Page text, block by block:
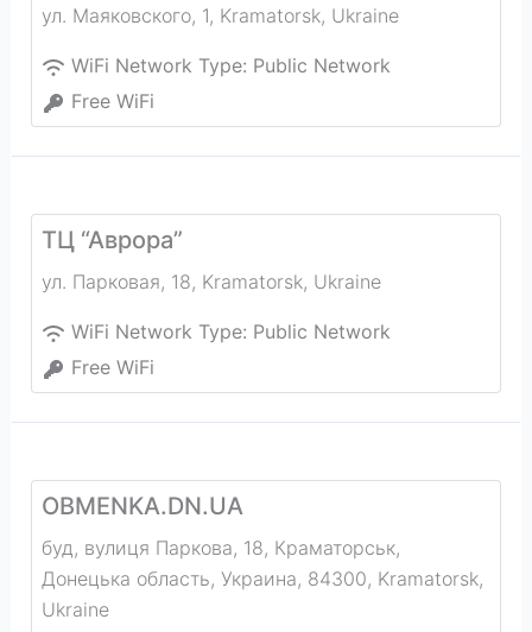
ул. Маяковского, 1, Kramatorsk, Ukraine
WiFi Network Type: Public Network
Free WiFi
ТЦ “Аврора”
ул. Парковая, 18, Kramatorsk, Ukraine
WiFi Network Type: Public Network
Free WiFi
OBMENKA.DN.UA
буд, вулиця Паркова, 18, Краматорськ,
Донецька область, Украина, 84300, Kramatorsk,
Ukraine